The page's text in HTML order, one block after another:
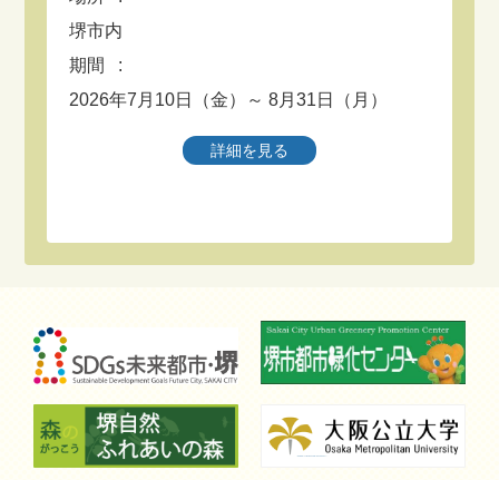
ウメやモモの木を食い荒らす特定外来生物、発
見情報募集…抽選でドラえもんカバーの「地球
の歩き方」贈呈も - 読売新聞
小泉八雲が紹介、大亀伝説伝わる松江・月照寺
2026.07.16
砂漠のカエル、絶滅危惧種に 甲高く鳴く姿が
話題、ペット取引一因か - 朝日新聞
2026.07.14
堺市内
期間
2026年7月10日（金）～ 8月31日（月）
詳細を見る